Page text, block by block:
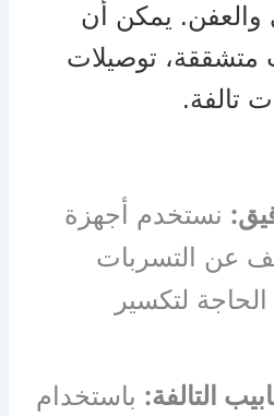
والعفن. يمكن أن
متشققة، توصيلات
تالفة.
نستخدم أجهزة
عن التسربات
لتكسير
التالفة: باستخدام